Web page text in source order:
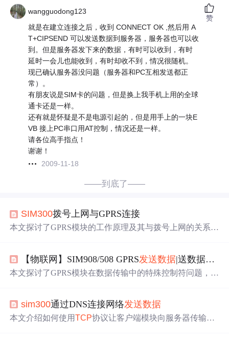
wangguodong123
就是在建立连接之后，收到 CONNECT OK ,然后用 A
T+CIPSEND 可以发送数据到服务器，服务器也可以收
到。但是服务器发下来的数据，有时可以收到，有时
延时一会儿也能收到，有时却收不到，情况很随机。
现已确认服务器没问题（服务器和PC互相发送都正
常）。
有朋友说是SIM卡的问题，但是换上我手机上用的全球
通卡还是一样。
还有就是怀疑是不是电源引起的，但是用手上的一块E
VB 接上PC串口用AT控制，情况还是一样。
请各位高手指点！
谢谢！
2009-11-18
赞
——到底了——
SIM300拨号上网与GPRS连接
本文探讨了GPRS模块的工作原理及其与拨号上网的关系，
下GPRS模块的应用。
【物联网】SIM908/508 GPRS发送数据|送数据控制符|透明传输
本文探讨了GPRS模块在数据传输中的特殊控制符问题，介
用中的优缺点，特别针对GPRS网络特性进行了分析。
sim300通过DNS连接网络发送数据
本文介绍如何使用TCP协议让客户端模块向服务器传输数